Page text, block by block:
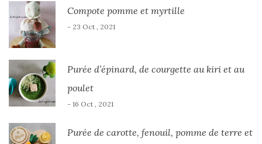
Compote pomme et myrtille
- 23 Oct , 2021
Purée d’épinard, de courgette au kiri et au
poulet
- 16 Oct , 2021
Purée de carotte, fenouil, pomme de terre et